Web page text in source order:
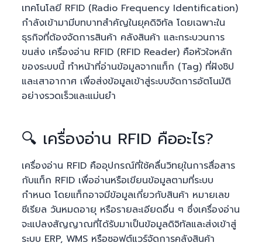
เทคโนโลยี RFID (Radio Frequency Identification)
กำลังเข้ามามีบทบาทสำคัญในยุคดิจิทัล โดยเฉพาะใน
ธุรกิจที่ต้องจัดการสินค้า คลังสินค้า และกระบวนการ
ขนส่ง เครื่องอ่าน RFID (RFID Reader) คือหัวใจหลัก
ของระบบนี้ ทำหน้าที่อ่านข้อมูลจากแท็ก (Tag) ที่ฝังชิป
และเสาอากาศ เพื่อส่งข้อมูลเข้าสู่ระบบจัดการอัตโนมัติ
อย่างรวดเร็วและแม่นยำ
🔍 เครื่องอ่าน RFID คืออะไร?
เครื่องอ่าน RFID คืออุปกรณ์ที่ใช้คลื่นวิทยุในการสื่อสาร
กับแท็ก RFID เพื่ออ่านหรือเขียนข้อมูลตามที่ระบบ
กำหนด โดยแท็กอาจมีข้อมูลเกี่ยวกับสินค้า หมายเลข
ซีเรียล วันหมดอายุ หรือรายละเอียดอื่น ๆ ซึ่งเครื่องอ่าน
จะแปลงสัญญาณที่ได้รับมาเป็นข้อมูลดิจิทัลและส่งเข้าสู่
ระบบ ERP, WMS หรือซอฟต์แวร์จัดการคลังสินค้า